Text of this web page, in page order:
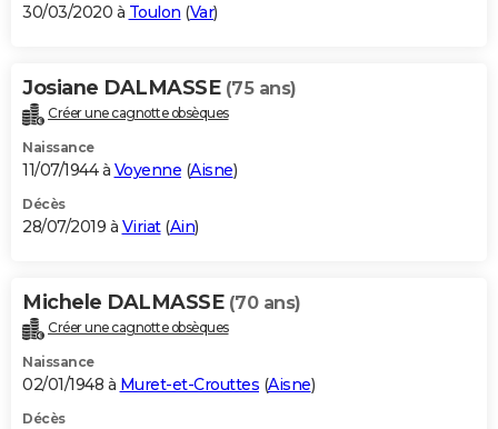
30/03/2020 à Toulon (Var)
Josiane DALMASSE (75 ans)
Créer une cagnotte obsèques
Naissance
11/07/1944 à Voyenne (Aisne)
Décès
28/07/2019 à Viriat(Ain)
Michele DALMASSE (70 ans)
Créer une cagnotte obsèques
Naissance
02/01/1948 à Muret-et-Crouttes (Aisne)
Décès